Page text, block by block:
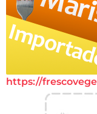
https://